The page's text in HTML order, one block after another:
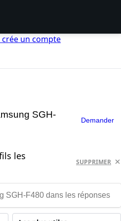
crée un compte
SGH-
Demander
les
SUPPRIMER